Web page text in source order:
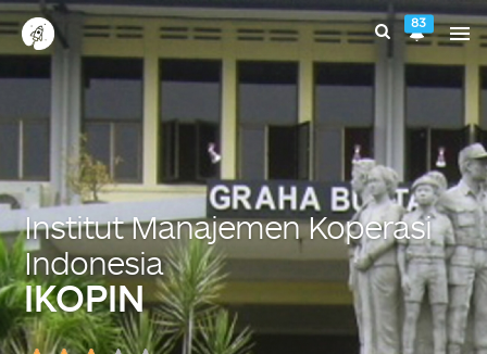
83
Institut Manajemen Koperasi
Indonesia
IKOPIN